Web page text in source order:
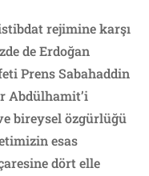
rejimine karşı
de Erdoğan
Prens Sabahaddin
Abdülhamit’i
bireysel özgürlüğü
esas
dört elle